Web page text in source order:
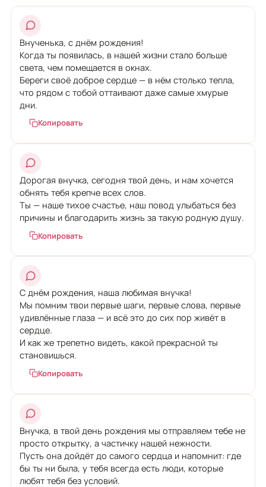
Внученька, с днём рождения!
Когда ты появилась, в нашей жизни стало больше
света, чем помещается в окнах.
Береги своё доброе сердце — в нём столько тепла,
что рядом с тобой оттаивают даже самые хмурые
дни.
Копировать
Дорогая внучка, сегодня твой день, и нам хочется
обнять тебя крепче всех слов.
Ты — наше тихое счастье, наш повод улыбаться без
причины и благодарить жизнь за такую родную душу.
Копировать
С днём рождения, наша любимая внучка!
Мы помним твои первые шаги, первые слова, первые
удивлённые глаза — и всё это до сих пор живёт в
сердце.
И как же трепетно видеть, какой прекрасной ты
становишься.
Копировать
Внучка, в твой день рождения мы отправляем тебе не
просто открытку, а частичку нашей нежности.
Пусть она дойдёт до самого сердца и напомнит: где
бы ты ни была, у тебя всегда есть люди, которые
любят тебя без условий.